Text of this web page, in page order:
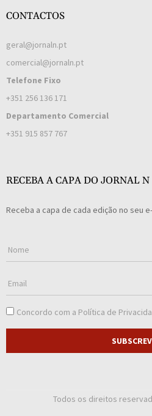
CONTACTOS
geral@jornaln.pt
comercial@jornaln.pt
Telefone Fixo
+351 256 136 171
Departamento Comercial
+351 915 857 767
RECEBA A CAPA DO JORNAL N
Receba a capa de cada edição no seu
Concordo com a Política de
Todos os direitos